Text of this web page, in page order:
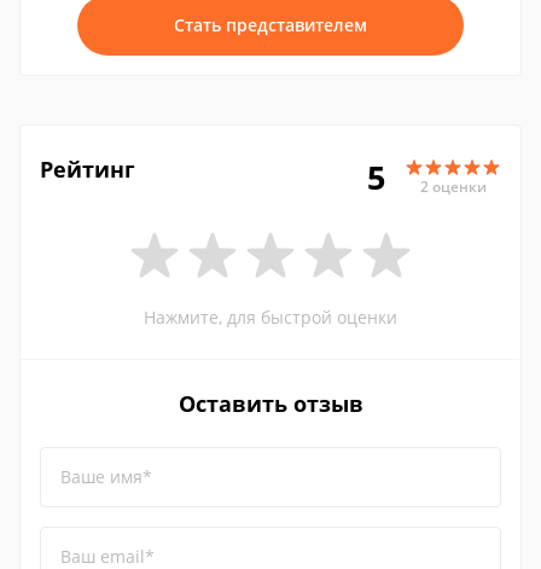
Стать представителем
Рейтинг 5 2 оценки
Нажмите, для быстрой оценки
Оставить отзыв
Ваше имя*
Ваш email*